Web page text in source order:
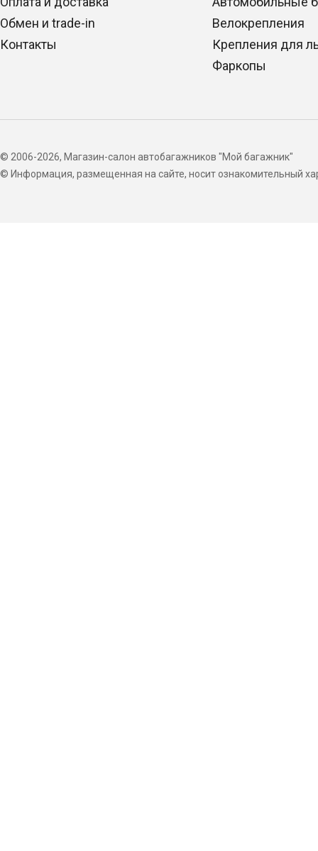
Обмен и trade-in
Контакты
Велокрепления
Крепления для
Фаркопы
© 2006-2026, Магазин-салон автобагажников "Мой багажник"
© Информация, размещенная на сайте, носит ознакомительный